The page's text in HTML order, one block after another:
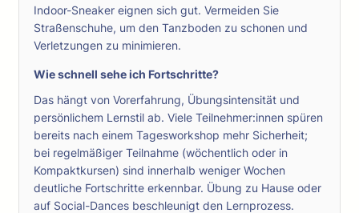
Indoor-Sneaker eignen sich gut. Vermeiden Sie
Straßenschuhe, um den Tanzboden zu schonen und
Verletzungen zu minimieren.
Wie schnell sehe ich Fortschritte?
Das hängt von Vorerfahrung, Übungsintensität und
persönlichem Lernstil ab. Viele Teilnehmer:innen spüren
bereits nach einem Tagesworkshop mehr Sicherheit;
bei regelmäßiger Teilnahme (wöchentlich oder in
Kompaktkursen) sind innerhalb weniger Wochen
deutliche Fortschritte erkennbar. Übung zu Hause oder
auf Social-Dances beschleunigt den Lernprozess.